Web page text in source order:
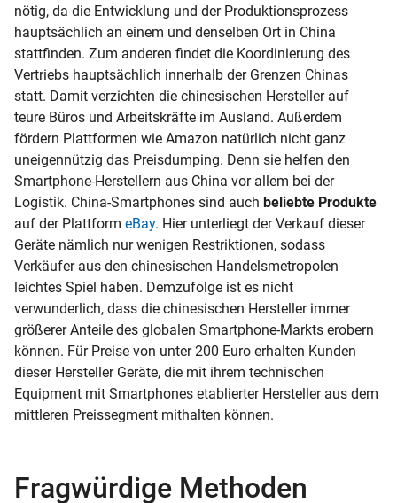
nötig, da die Entwicklung und der Produktionsprozess
hauptsächlich an einem und denselben Ort in China
stattfinden. Zum anderen findet die Koordinierung des
Vertriebs hauptsächlich innerhalb der Grenzen Chinas
statt. Damit verzichten die chinesischen Hersteller auf
teure Büros und Arbeitskräfte im Ausland. Außerdem
fördern Plattformen wie Amazon natürlich nicht ganz
uneigennützig das Preisdumping. Denn sie helfen den
Smartphone-Herstellern aus China vor allem bei der
Logistik. China-Smartphones sind auch beliebte Produkte
auf der Plattform eBay. Hier unterliegt der Verkauf dieser
Geräte nämlich nur wenigen Restriktionen, sodass
Verkäufer aus den chinesischen Handelsmetropolen
leichtes Spiel haben. Demzufolge ist es nicht
verwunderlich, dass die chinesischen Hersteller immer
größerer Anteile des globalen Smartphone-Markts erobern
können. Für Preise von unter 200 Euro erhalten Kunden
dieser Hersteller Geräte, die mit ihrem technischen
Equipment mit Smartphones etablierter Hersteller aus dem
mittleren Preissegment mithalten können.
Fragwürdige Methoden